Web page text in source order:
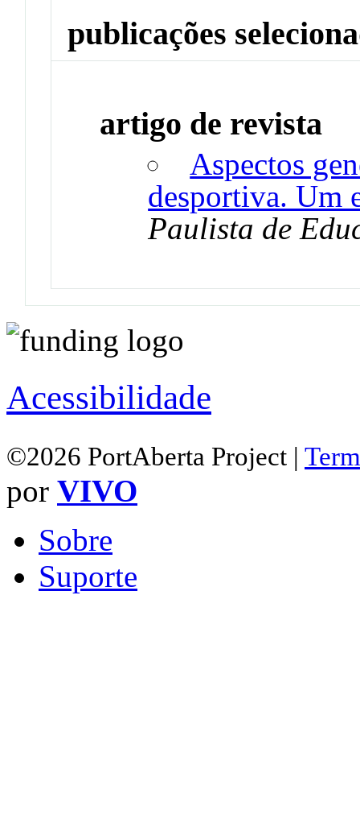
publicações
artigo de revista
Aspectos
desportiva. Um
Paulista de
Acessibilidade
©2026 PortAberta Project |
por VIVO
Sobre
Suporte